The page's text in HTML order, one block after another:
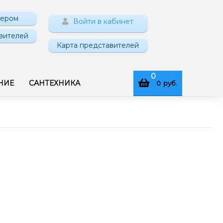
Войти в кабинет
Карта представителей
САНТЕХНИКА
0
0 руб.